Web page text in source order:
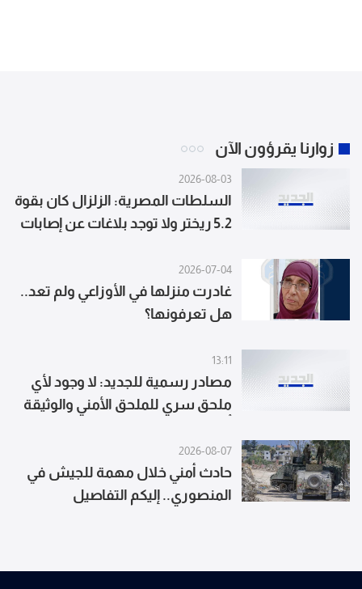
زوارنا يقرؤون الآن
2026-08-03
السلطات المصرية: الزلزال كان بقوة
5.2 ريختر ولا توجد بلاغات عن إصابات
2026-07-04
غادرت منزلها في الأوزاعي ولم تعد..
هل تعرفونها؟
13:11
مصادر رسمية للجديد: لا وجود لأي
ملحق سري للملحق الأمني والوثيقة
مع قيادة الجيش وباتت معروفة
2026-08-07
حادث أمني خلال مهمة للجيش في
المنصوري.. إليكم التفاصيل